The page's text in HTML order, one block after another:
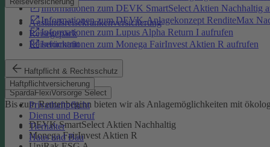
Auslandsreisekrankenversicherung
Reisegepäck
Reiserücktritt
Haftpflicht & Rechtsschutz
Haftpflichtversicherung
Privathaftpflicht
Dienst und Beruf
Tierhalter
Haus und Bau
Informationen zum DEVK SmartSelect Aktien Nachhaltig
Informationen zum DEVK-Anlagekonzept RenditeMax
Informationen zum Lupus Alpha Return I aufrufen
Informationen zum Monega FairInvest Aktien R aufrufen
SpardaFlexiVorsorge Select
SpardaFlexiVorsorge Select
Bis zum Rentenbeginn bieten wir als Anlagemöglichkeiten mit
DEVK SmartSelect Aktien Nachhaltig
Monega FairInvest Aktien R